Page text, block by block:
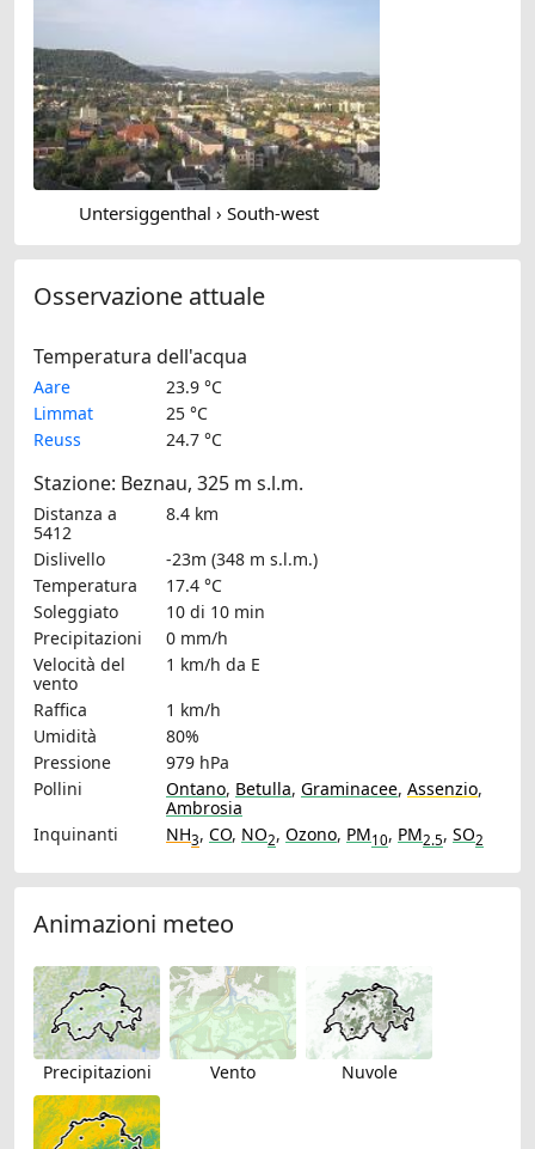
Untersiggenthal › South-west
Osservazione attuale
Temperatura dell'acqua
Aare
23.9 °C
Limmat
25 °C
Reuss
24.7 °C
Stazione: Beznau, 325 m s.l.m.
Distanza a
5412
8.4 km
Dislivello
-23m (348 m s.l.m.)
Temperatura
17.4 °C
Soleggiato
10 di 10 min
Precipitazioni
0 mm/h
Velocità del
vento
1 km/h da E
Raffica
1 km/h
Umidità
80%
Pressione
979 hPa
Pollini
Ontano, Betulla, Graminacee, Assenzio,
Ambrosia
Inquinanti
NH3, CO, NO2, Ozono, PM10, PM2.5, SO2
Animazioni meteo
Precipitazioni Vento Nuvole